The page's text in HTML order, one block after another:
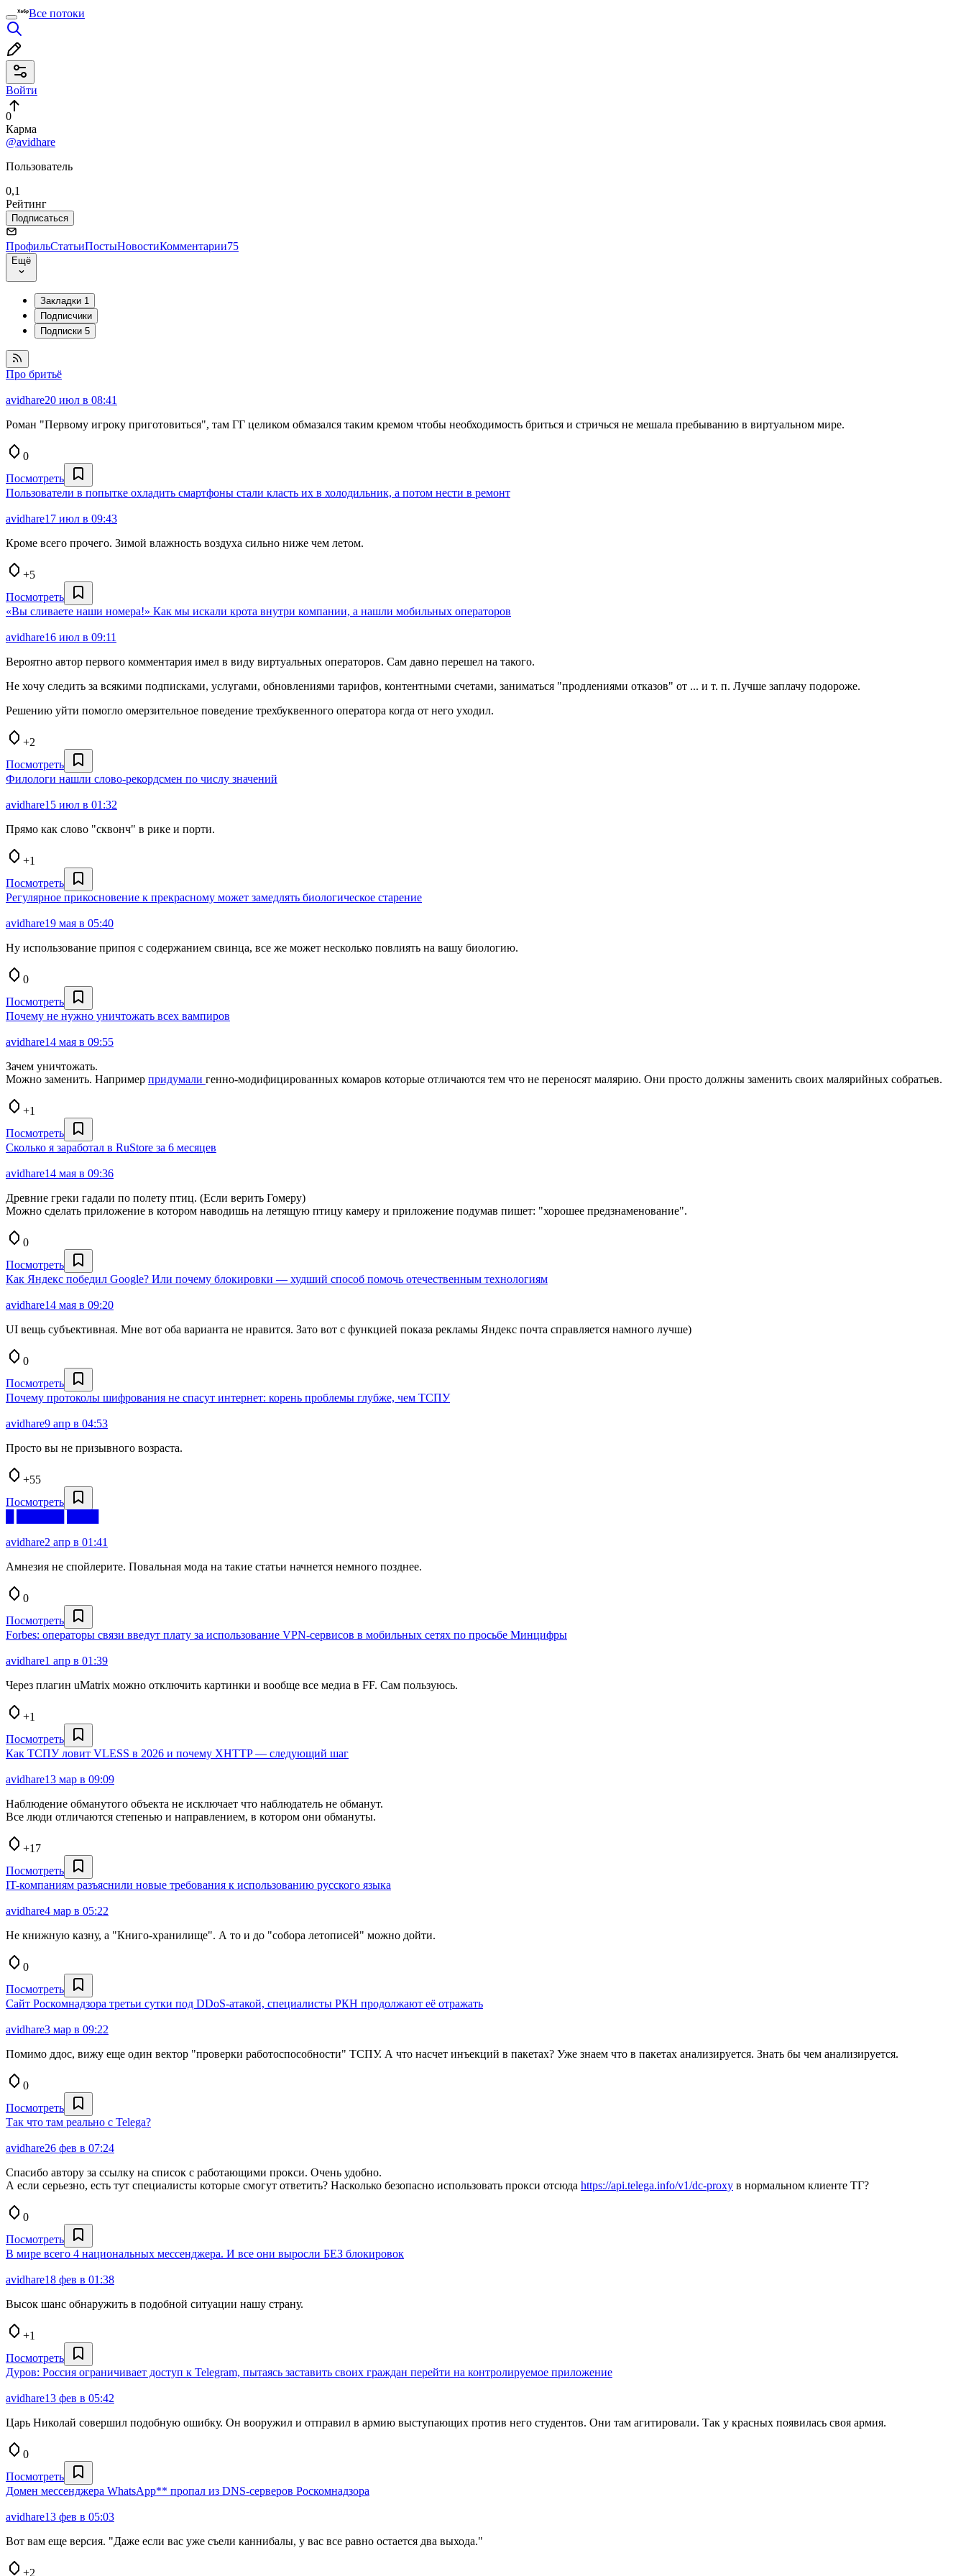
Все потоки
Войти
0
Карма
@avidhare
Пользователь
0,1
Рейтинг
Подписаться
ПрофильСтатьиПостыНовостиКомментарии75
Ещё
Закладки 1
Подписчики
Подписки 5
Про бритьё
avidhare20 июл в 08:41
Роман "Первому игроку приготовиться", там ГГ целиком обмазался таким кремом чтобы необходимость бриться и стричься не мешала пребыванию в виртуальном мире.
0
Посмотреть
Пользователи в попытке охладить смартфоны стали класть их в холодильник, а потом нести в ремонт
avidhare17 июл в 09:43
Кроме всего прочего. Зимой влажность воздуха сильно ниже чем летом.
+5
Посмотреть
«Вы сливаете наши номера!» Как мы искали крота внутри компании, а нашли мобильных операторов
avidhare16 июл в 09:11
Вероятно автор первого комментария имел в виду виртуальных операторов. Сам давно перешел на такого.
Не хочу следить за всякими подписками, услугами, обновлениями тарифов, контентными счетами, заниматься "продлениями отказов" от ... и т. п. Лучше заплачу подороже.
Решению уйти помогло омерзительное поведение трехбуквенного оператора когда от него уходил.
+2
Посмотреть
Филологи нашли слово-рекордсмен по числу значений
avidhare15 июл в 01:32
Прямо как слово "сквонч" в рике и порти.
+1
Посмотреть
Регулярное прикосновение к прекрасному может замедлять биологическое старение
avidhare19 мая в 05:40
Ну использование припоя с содержанием свинца, все же может несколько повлиять на вашу биологию.
0
Посмотреть
Почему не нужно уничтожать всех вампиров
avidhare14 мая в 09:55
Зачем уничтожать.
Можно заменить. Например придумали генно-модифицированных комаров которые отличаются тем что не переносят малярию. Они просто должны заменить своих малярийных собратьев.
+1
Посмотреть
Сколько я заработал в RuStore за 6 месяцев
avidhare14 мая в 09:36
Древние греки гадали по полету птиц. (Если верить Гомеру)
Можно сделать приложение в котором наводишь на летящую птицу камеру и приложение подумав пишет: "хорошее предзнаменование".
0
Посмотреть
Как Яндекс победил Google? Или почему блокировки — худший способ помочь отечественным технологиям
avidhare14 мая в 09:20
UI вещь субъективная. Мне вот оба варианта не нравится. Зато вот с функцией показа рекламы Яндекс почта справляется намного лучше)
0
Посмотреть
Почему протоколы шифрования не спасут интернет: корень проблемы глубже, чем ТСПУ
avidhare9 апр в 04:53
Просто вы не призывного возраста.
+55
Посмотреть
avidhare2 апр в 01:41
Амнезия не спойлерите. Повальная мода на такие статьи начнется немного позднее.
0
Посмотреть
Forbes: операторы связи введут плату за использование VPN‑сервисов в мобильных сетях по просьбе Минцифры
avidhare1 апр в 01:39
Через плагин uMatrix можно отключить картинки и вообще все медиа в FF. Сам пользуюсь.
+1
Посмотреть
Как ТСПУ ловит VLESS в 2026 и почему XHTTP — следующий шаг
avidhare13 мар в 09:09
Наблюдение обманутого объекта не исключает что наблюдатель не обманут.
Все люди отличаются степенью и направлением, в котором они обмануты.
+17
Посмотреть
IT-компаниям разъяснили новые требования к использованию русского языка
avidhare4 мар в 05:22
Не книжную казну, а "Книго-хранилище". А то и до "собора летописей" можно дойти.
0
Посмотреть
Сайт Роскомнадзора третьи сутки под DDoS-атакой, специалисты РКН продолжают её отражать
avidhare3 мар в 09:22
Помимо ддос, вижу еще один вектор "проверки работоспособности" ТСПУ. А что насчет инъекций в пакетах? Уже знаем что в пакетах анализируется. Знать бы чем анализируется.
0
Посмотреть
Так что там реально с Telega?
avidhare26 фев в 07:24
Спасибо автору за ссылку на список с работающими прокси. Очень удобно.
А если серьезно, есть тут специалисты которые смогут ответить? Насколько безопасно использовать прокси отсюда https://api.telega.info/v1/dc-proxy в нормальном клиенте ТГ?
0
Посмотреть
В мире всего 4 национальных мессенджера. И все они выросли БЕЗ блокировок
avidhare18 фев в 01:38
Высок шанс обнаружить в подобной ситуации нашу страну.
+1
Посмотреть
Дуров: Россия ограничивает доступ к Telegram, пытаясь заставить своих граждан перейти на контролируемое приложение
avidhare13 фев в 05:42
Царь Николай совершил подобную ошибку. Он вооружил и отправил в армию выступающих против него студентов. Они там агитировали. Так у красных появилась своя армия.
0
Посмотреть
Домен мессенджера WhatsApp** пропал из DNS-серверов Роскомнадзора
avidhare13 фев в 05:03
Вот вам еще версия. "Даже если вас уже съели каннибалы, у вас все равно остается два выхода."
+2